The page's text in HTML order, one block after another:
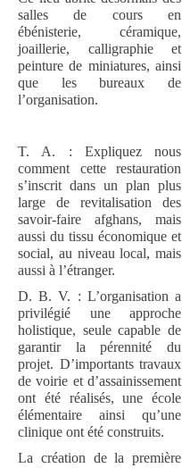
salles de cours en
ébénisterie, céramique,
joaillerie, calligraphie et
peinture de miniatures, ainsi
que les bureaux de
l’organisation.
T. A. : Expliquez nous
comment cette restauration
s’inscrit dans un plan plus
large de revitalisation des
savoir-faire afghans, mais
aussi du tissu économique et
social, au niveau local, mais
aussi à l’étranger.
D. B. V. : L’organisation a
privilégié une approche
holistique, seule capable de
garantir la pérennité du
projet. D’importants travaux
de voirie et d’assainissement
ont été réalisés, une école
élémentaire ainsi qu’une
clinique ont été construits.
La création de la première